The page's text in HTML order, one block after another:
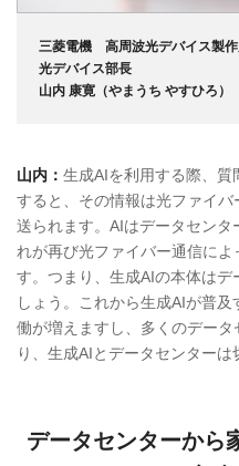
三菱電機 高周波光デバイス製
光デバイス部長
山内 康寛（やまうち やすひろ）
山内： 生成AIを利用する際、質
すると、その情報は光ファイ
送られます。AIはデータセン
れが再び光ファイバー通信に
す。つまり、生成AIの本体は
しょう。これから生成AIが普
働が増えますし、多くのデー
り、生成AIとデータセンターは
データセンターから